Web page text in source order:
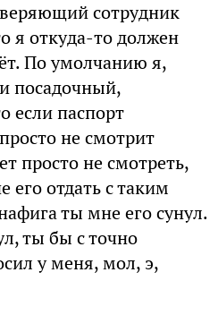
сотрудник
я откуда-то должен
По умолчанию я,
посадочный,
если паспорт
не смотрит
просто не смотреть,
его отдать с таким
ты мне его сунул.
ты бы с точно
у меня, мол, э,